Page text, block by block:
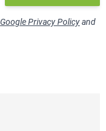
Google Privacy Policyand